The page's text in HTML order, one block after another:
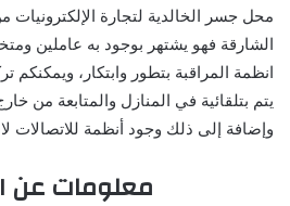
محل جسر الخالدية لتجارة
الشارقة فهو يشتهر بوجود به عاملين
انظمة المراقبة بتطور وابتكار، ويمكنكم
يتم بتلقائية في المنازل والمتابعة من
وإضافة إلى ذلك وجود أنظمة للاتصالات
معلومات عن